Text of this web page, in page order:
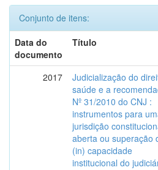
Conjunto de itens:
Data do
documento
Título
2017
Judicialização do
saúde e a
Nº 31/2010 do CNJ :
instrumentos para
jurisdição
aberta ou superação
(in) capacidade
institucional do